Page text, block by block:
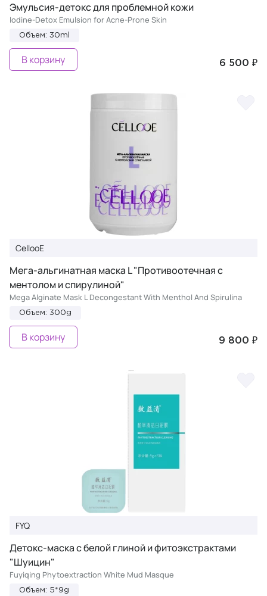
Эмульсия-детокс для проблемной кожи
Iodine-Detox Emulsion for Acne-Prone Skin
Объем: 30ml
6 500 ₽
В корзину
CellooE
Мега-альгинатная маска L "Противоотечная с
ментолом и спирулиной"
Mega Alginate Mask L Decongestant With Menthol And Spirulina
Объем: 300g
9 800 ₽
В корзину
FYQ
Детокс-маска с белой глиной и фитоэкстрактами
"Шуицин"
Fuyiqing Phytoextraction White Mud Masque
Объем: 5*9g